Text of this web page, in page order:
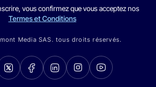
vous confirmez que vous acceptez nos
Termes et Conditions
Media SAS. tous droits réservés.